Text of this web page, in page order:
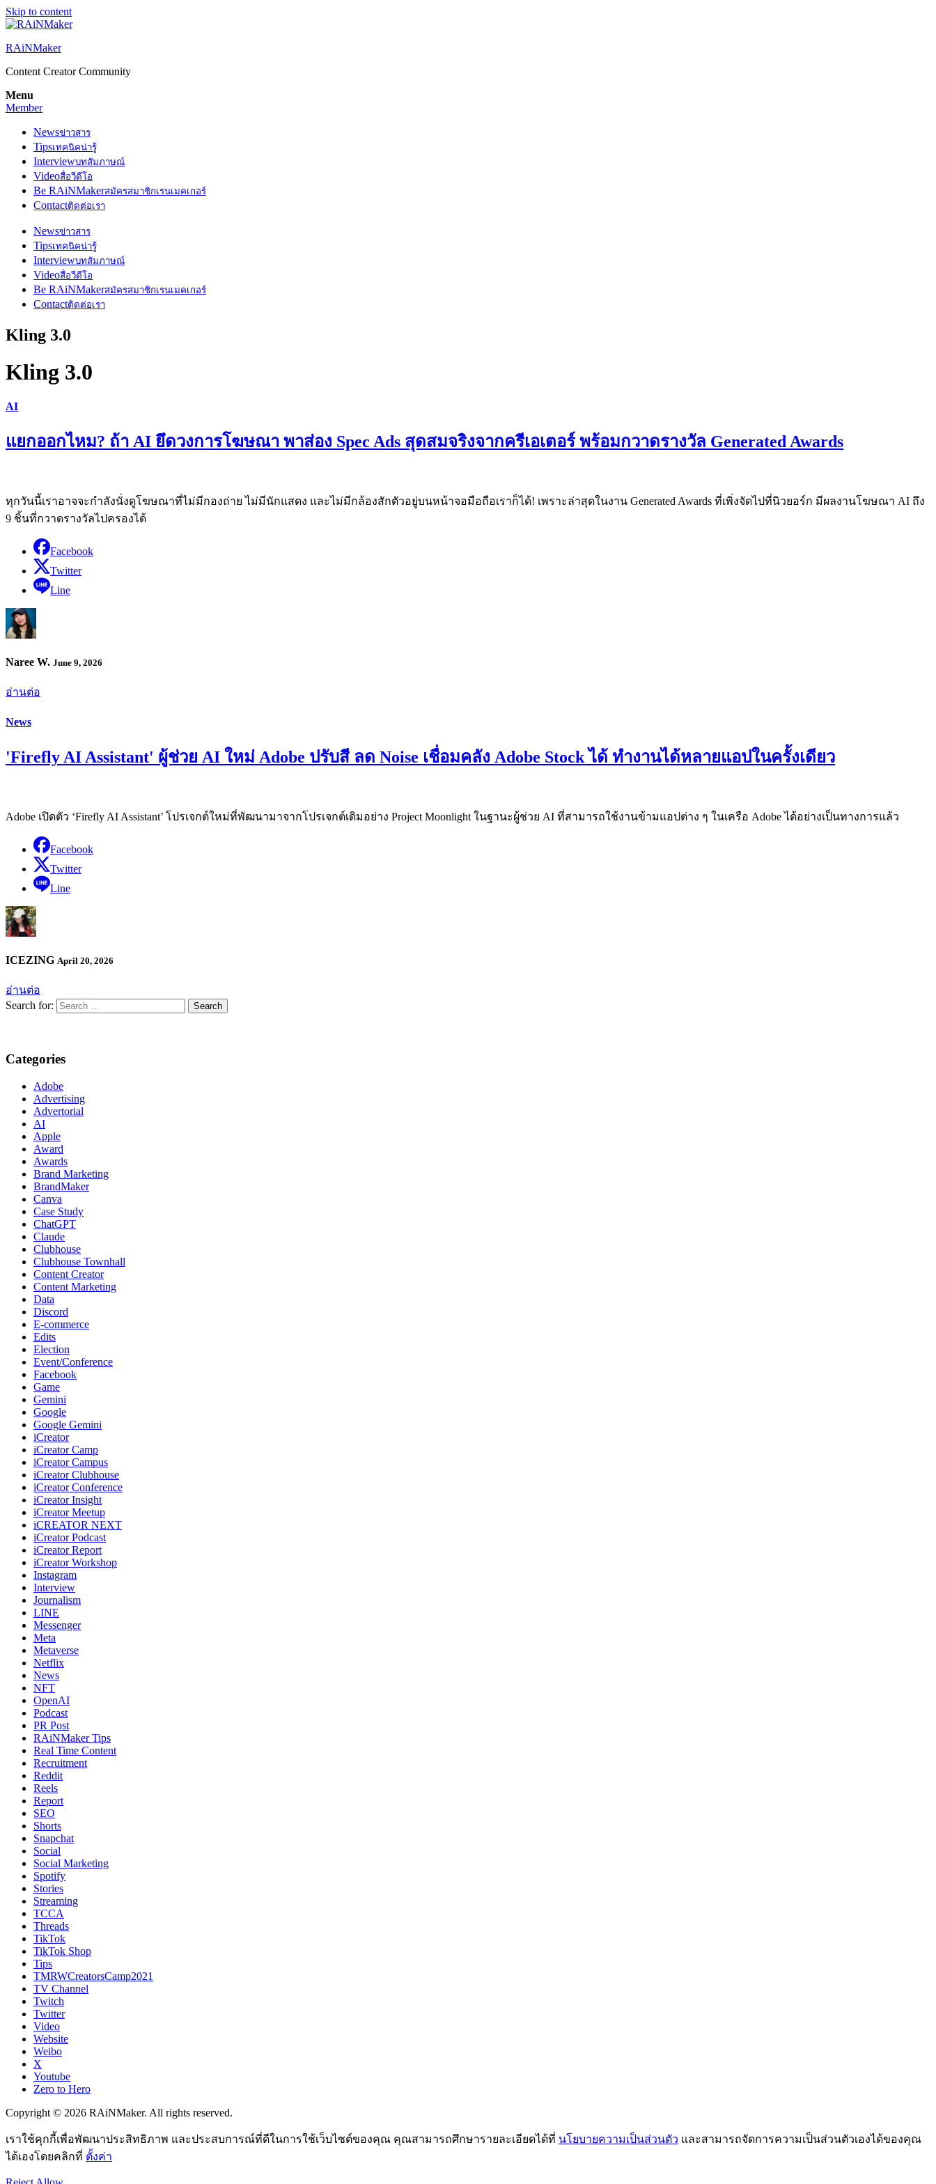
Skip to content
RAiNMaker
Content Creator Community
Menu
Member
Newsข่าวสาร
Tipsเทคนิคน่ารู้
Interviewบทสัมภาษณ์
Videoสื่อวีดีโอ
Be RAiNMakerสมัครสมาชิกเรนเมคเกอร์
Contactติดต่อเรา
Newsข่าวสาร
Tipsเทคนิคน่ารู้
Interviewบทสัมภาษณ์
Videoสื่อวีดีโอ
Be RAiNMakerสมัครสมาชิกเรนเมคเกอร์
Contactติดต่อเรา
Kling 3.0
Kling 3.0
AI
แยกออกไหม? ถ้า AI ยึดวงการโฆษณา พาส่อง Spec Ads สุดสมจริงจากครีเอเตอร์ พร้อมกวาดรางวัล Generated Awards
ทุกวันนี้เราอาจจะกำลังนั่งดูโฆษณาที่ไม่มีกองถ่าย ไม่มีนักแสดง และไม่มีกล้องสักตัวอยู่บนหน้าจอมือถือเราก็ได้! เพราะล่าสุดในงาน Generated Awards ที่เพิ่งจัดไปที่นิวยอร์ก มีผลงานโฆษณา AI ถึง
9 ชิ้นที่กวาดรางวัลไปครองได้
Facebook
Twitter
Line
Naree W. June 9, 2026
อ่านต่อ
News
'Firefly AI Assistant' ผู้ช่วย AI ใหม่ Adobe ปรับสี ลด Noise เชื่อมคลัง Adobe Stock ได้ ทำงานได้หลายแอปในครั้งเดียว
Adobe เปิดตัว ‘Firefly AI Assistant’ โปรเจกต์ใหม่ที่พัฒนามาจากโปรเจกต์เดิมอย่าง Project Moonlight ในฐานะผู้ช่วย AI ที่สามารถใช้งานข้ามแอปต่าง ๆ ในเครือ Adobe ได้อย่างเป็นทางการแล้ว
Facebook
Twitter
Line
ICEZING April 20, 2026
อ่านต่อ
Search for:
Categories
Adobe
Advertising
Advertorial
AI
Apple
Award
Awards
Brand Marketing
BrandMaker
Canva
Case Study
ChatGPT
Claude
Clubhouse
Clubhouse Townhall
Content Creator
Content Marketing
Data
Discord
E-commerce
Edits
Election
Event/Conference
Facebook
Game
Gemini
Google
Google Gemini
iCreator
iCreator Camp
iCreator Campus
iCreator Clubhouse
iCreator Conference
iCreator Insight
iCreator Meetup
iCREATOR NEXT
iCreator Podcast
iCreator Report
iCreator Workshop
Instagram
Interview
Journalism
LINE
Messenger
Meta
Metaverse
Netflix
News
NFT
OpenAI
Podcast
PR Post
RAiNMaker Tips
Real Time Content
Recruitment
Reddit
Reels
Report
SEO
Shorts
Snapchat
Social
Social Marketing
Spotify
Stories
Streaming
TCCA
Threads
TikTok
TikTok Shop
Tips
TMRWCreatorsCamp2021
TV Channel
Twitch
Twitter
Video
Website
Weibo
X
Youtube
Zero to Hero
Copyright © 2026 RAiNMaker. All rights reserved.
เราใช้คุกกี้เพื่อพัฒนาประสิทธิภาพ และประสบการณ์ที่ดีในการใช้เว็บไซต์ของคุณ คุณสามารถศึกษารายละเอียดได้ที่ นโยบายความเป็นส่วนตัว และสามารถจัดการความเป็นส่วนตัวเองได้ของคุณ
ได้เองโดยคลิกที่ ตั้งค่า